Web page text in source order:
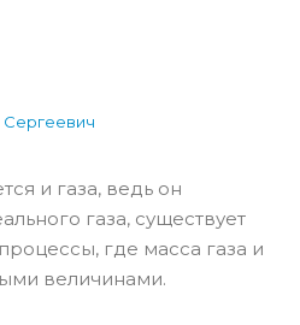
и газа, ведь он
газа, существует
где масса газа и
величинами.